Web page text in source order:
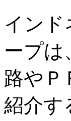
インド
ープは
路やＰ
紹介す